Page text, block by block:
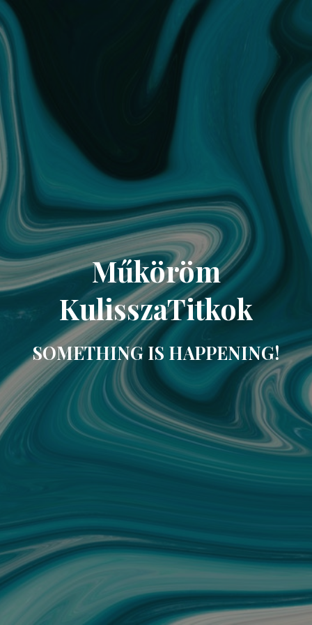
Műköröm
KulisszaTitkok
SOMETHING IS HAPPENING!